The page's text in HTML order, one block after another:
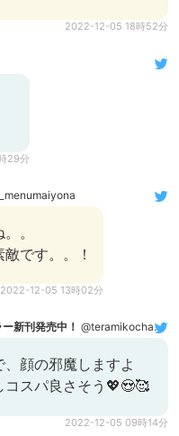
2022-12-05 18時52分
29分
。
です。。！
2022-12-05 13時02分
新刊発売中！ @teramikochannel
顔の邪魔しますよ
スパ良さそう💖😍🥰
2022-12-05 09時14分